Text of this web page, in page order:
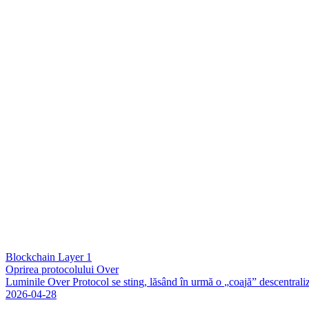
Blockchain Layer 1
Oprirea protocolului Over
Luminile Over Protocol se sting, lăsând în urmă o „coajă” descentrali
2026-04-28